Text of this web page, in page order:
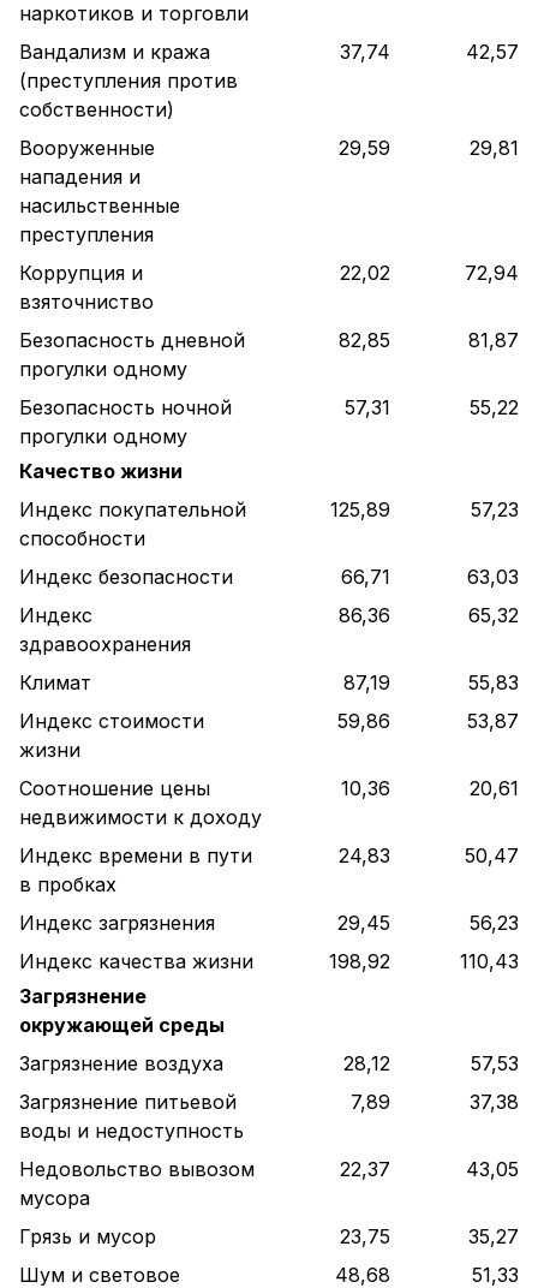
наркотиков и торговли
Вандализм и кража
(преступления против
собственности)
37,74 42,57
Вооруженные
нападения и
насильственные
преступления
29,59 29,81
Коррупция и
взяточниство
22,02 72,94
Безопасность дневной
прогулки одному
82,85 81,87
Безопасность ночной
прогулки одному
57,31 55,22
Качество жизни
Индекс покупательной
способности
125,89 57,23
Индекс безопасности 66,71
63,03
Индекс
здравоохранения
86,36 65,32
Климат 87,19
55,83
Индекс стоимости
жизни
59,86 53,87
Соотношение цены
недвижимости к доходу
10,36 20,61
Индекс времени в пути
в пробках
24,83 50,47
Индекс загрязнения 29,45
56,23
Индекс качества жизни
198,92
110,43
Загрязнение
окружающей среды
Загрязнение воздуха
28,12
57,53
Загрязнение питьевой
воды и недоступность
7,89 37,38
Недовольство вывозом
мусора
22,37 43,05
Грязь и мусор 23,75
35,27
Шум и световое
48,68 51,33